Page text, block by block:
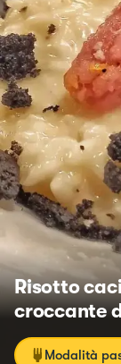
Risotto
croccante
Modalità